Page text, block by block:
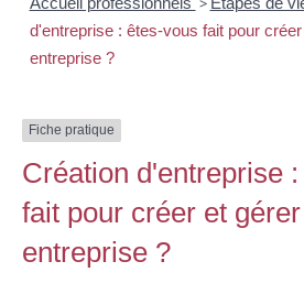
d'entreprise : êtes-vous fait pour
entreprise ?
Fiche pratique
Création d'entreprise
fait pour créer et
entreprise ?